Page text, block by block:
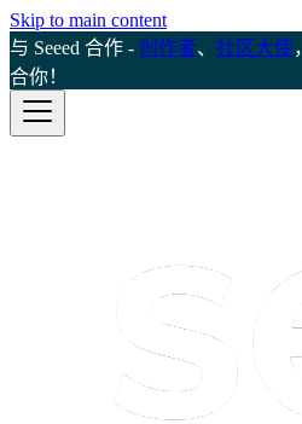
Skip to main content
与 Seeed 合作 - 创作者、 社区大使
合你！